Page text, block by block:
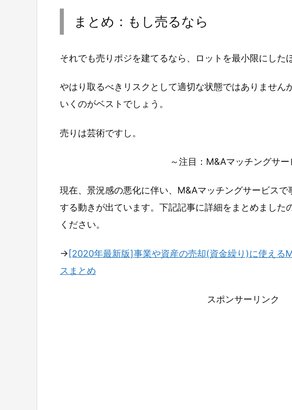
まとめ：もし売るなら
それでも売りポジを建てるなら、ロットを最小限にした
やはり取るべきリスクとして適切な状態ではありません
いくのがベストでしょう。
売りは芸術ですし。
～注目：M&Aマッチングサー
現在、景況感の悪化に伴い、M&Aマッチングサービス
する動きが出ています。下記記事に詳細をまとめました
ください。
→[2020年最新版]事業や資産の売却(資金繰り)に使える
スまとめ
スポンサーリンク